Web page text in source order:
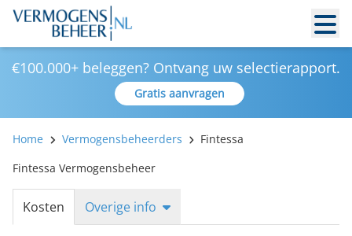
€100.000+ beleggen? Ontvang uw selectierapport.
Gratis aanvragen
Home Vermogensbeheerders
Fintessa
Fintessa Vermogensbeheer
Kosten Overige info